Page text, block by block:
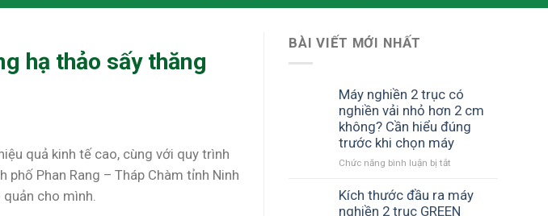
hạ thảo sấy thăng
quả kinh tế cao, cùng với quy trình
phố Phan Rang – Tháp Chàm tỉnh Ninh
quản cho mình.
BÀI VIẾT MỚI NHẤT
Máy nghiền 2 trục có
nghiền vải nhỏ hơn 2 cm
không? Cần hiểu đúng
trước khi chọn máy
Chức năng bình luận bị tắt
nghiền
2
Kích thước đầu ra máy
nghiền 2 trục GREEN